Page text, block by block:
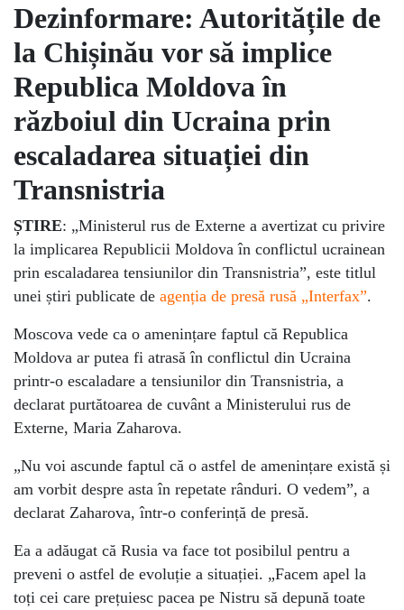
Dezinformare: Autoritățile de
la Chișinău vor să implice
Republica Moldova în
războiul din Ucraina prin
escaladarea situației din
Transnistria
ȘTIRE: „Ministerul rus de Externe a avertizat cu privire
la implicarea Republicii Moldova în conflictul ucrainean
prin escaladarea tensiunilor din Transnistria”, este titlul
unei știri publicate de agenția de presă rusă „Interfax”.
Moscova vede ca o amenințare faptul că Republica
Moldova ar putea fi atrasă în conflictul din Ucraina
printr-o escaladare a tensiunilor din Transnistria, a
declarat purtătoarea de cuvânt a Ministerului rus de
Externe, Maria Zaharova.
„Nu voi ascunde faptul că o astfel de amenințare există și
am vorbit despre asta în repetate rânduri. O vedem”, a
declarat Zaharova, într-o conferință de presă.
Ea a adăugat că Rusia va face tot posibilul pentru a
preveni o astfel de evoluție a situației. „Facem apel la
toți cei care prețuiesc pacea pe Nistru să depună toate